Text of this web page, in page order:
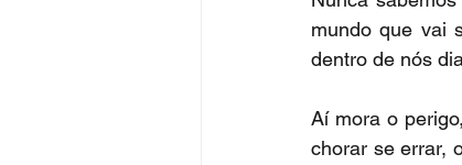
mundo que vai
dentro de nós
Aí mora o
chorar se errar,